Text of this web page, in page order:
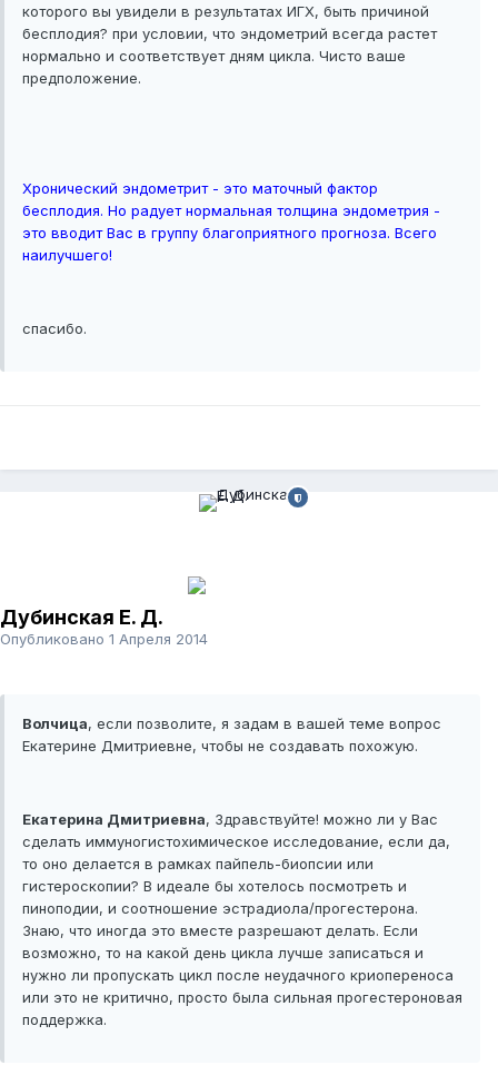
которого вы увидели в результатах ИГХ, быть причиной
бесплодия? при условии, что эндометрий всегда растет
нормально и соответствует дням цикла. Чисто ваше
предположение.
Хронический эндометрит - это маточный фактор
бесплодия. Но радует нормальная толщина эндометрия -
это вводит Вас в группу благоприятного прогноза. Всего
наилучшего!
спасибо.
Дубинская Е. Д.
Опубликовано 1 Апреля 2014
Волчица, если позволите, я задам в вашей теме вопрос
Екатерине Дмитриевне, чтобы не создавать похожую.
Екатерина Дмитриевна, Здравствуйте! можно ли у Вас
сделать иммуногистохимическое исследование, если да,
то оно делается в рамках пайпель-биопсии или
гистероскопии? В идеале бы хотелось посмотреть и
пиноподии, и соотношение эстрадиола/прогестерона.
Знаю, что иногда это вместе разрешают делать. Если
возможно, то на какой день цикла лучше записаться и
нужно ли пропускать цикл после неудачного криопереноса
или это не критично, просто была сильная прогестероновая
поддержка.